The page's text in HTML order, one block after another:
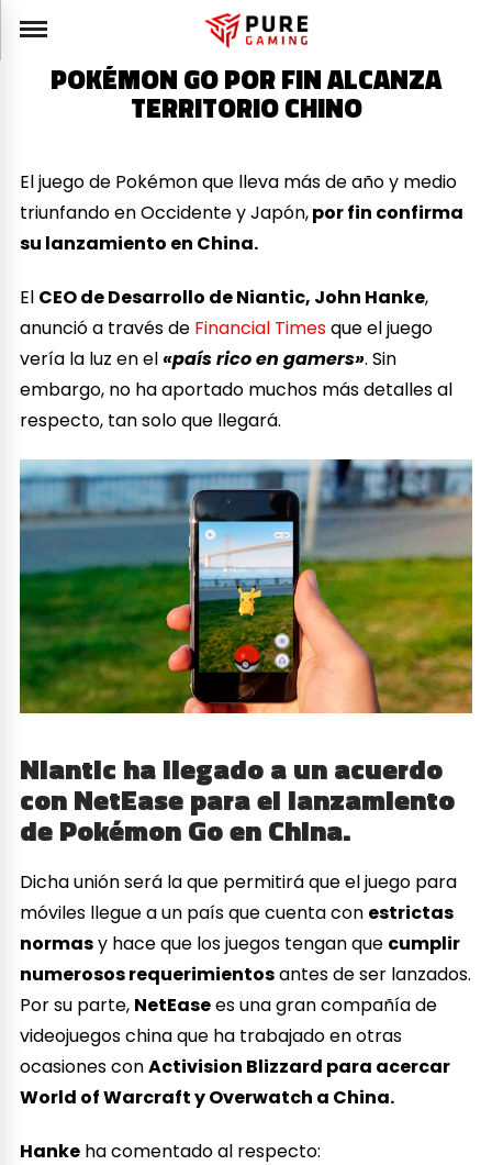
POKÉMON GO POR FIN ALCANZA
TERRITORIO CHINO
El juego de Pokémon que lleva más de año y medio
triunfando en Occidente y Japón,por fin confirma
su lanzamiento en China.
El CEO de Desarrollo de Niantic, John Hanke,
anunció a través de Financial Timesque el juego
vería la luz en el«país rico en gamers». Sin
embargo, no ha aportado muchos más detalles al
respecto, tan solo que llegará.
Niantic ha llegado a un acuerdo
con NetEase para el lanzamiento
de Pokémon Go en China.
Dicha unión será la que permitirá que el juego para
móviles llegue a un país que cuenta con estrictas
normasy hace que los juegos tengan que cumplir
numerosos requerimientosantes de ser lanzados.
Por su parte, NetEasees una gran compañía de
videojuegos china que ha trabajado en otras
ocasiones conActivision Blizzard para acercar
World of Warcraft y Overwatch a China.
Hanke ha comentado al respecto: